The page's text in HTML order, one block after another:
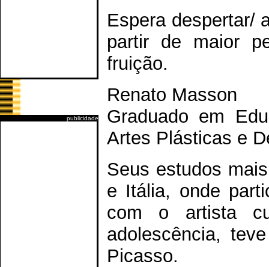
publicidade
Espera despertar/
partir de maior
fruição.
Renato Masson
Graduado em
Artes Plásticas e
Seus estudos
e Itália, onde
com o artista
adolescência,
Picasso.